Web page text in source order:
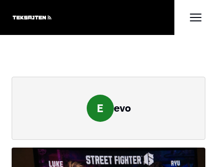
E evo